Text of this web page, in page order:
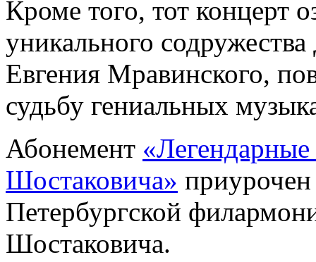
Кроме того, тот концерт
уникального
Евгения Мравинского,
судьбу гениальных
Абонемент
Шостаковича»
Петербургской
Шостаковича.